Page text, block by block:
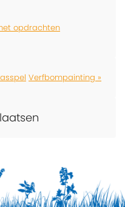
opdrachten
Verfbompainting »